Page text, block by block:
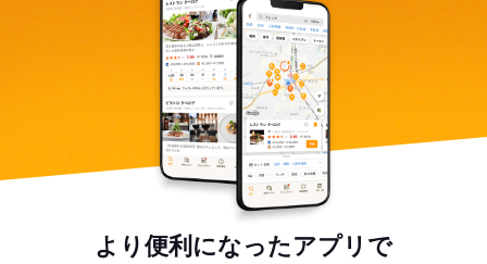
より便利になったアプリで